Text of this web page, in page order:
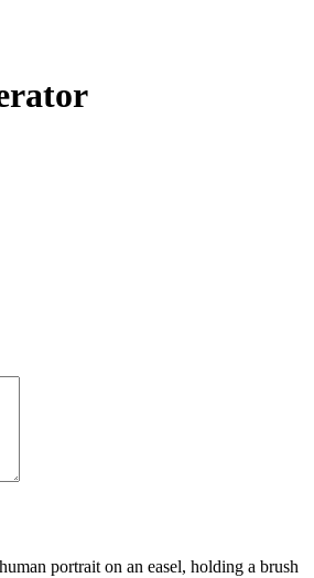
portrait on an easel, holding a brush